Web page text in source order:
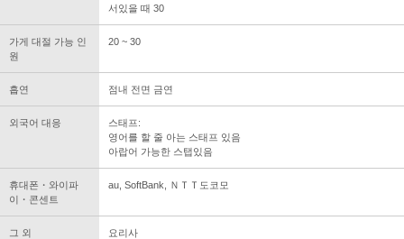
서있을 때 30
가게 대절 가능 인
원
20 ~ 30
흡연 점내 전면 금연
외국어 대응
스태프:
영어를 할 줄 아는 스태프 있음
아랍어 가능한 스탭있음
휴대폰・와이파
이・콘센트
au, SoftBank, ＮＴＴ도코모
그 외 요리사